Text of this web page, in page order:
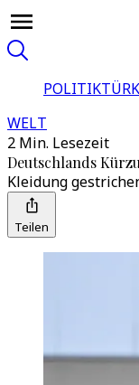
POLITIK
WELT
2 Min. Lesezeit
Deutschlands
Kleidung
Teilen